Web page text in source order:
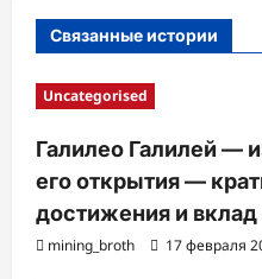
и
Связанные истории
Uncategorised
Галилео Галилей —
его открытия —
достижения и вклад
mining_broth 17 февраля